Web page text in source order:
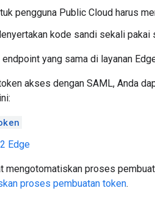
pengguna Public Cloud harus
kode sandi sekali
yang sama di layanan
akses dengan SAML, Anda
Edge
mengotomatiskan proses
proses pembuatan token.